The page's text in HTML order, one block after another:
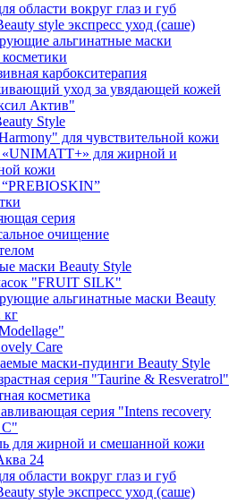
области вокруг глаз и губ
style экспресс уход (саше)
альгинатные маски
карбокситерапия
уход за увядающей кожей
Актив"
Style
для чувствительной кожи
для жирной и
кожи
серия
очищение
маски Beauty Style
"FRUIT SILK"
альгинатные маски Beauty
кг
Care
маски-пудинги Beauty Style
серия "Taurine & Resveratrol"
косметика
серия "Intens recovery
для жирной и смешанной кожи
24
области вокруг глаз и губ
style экспресс уход (саше)